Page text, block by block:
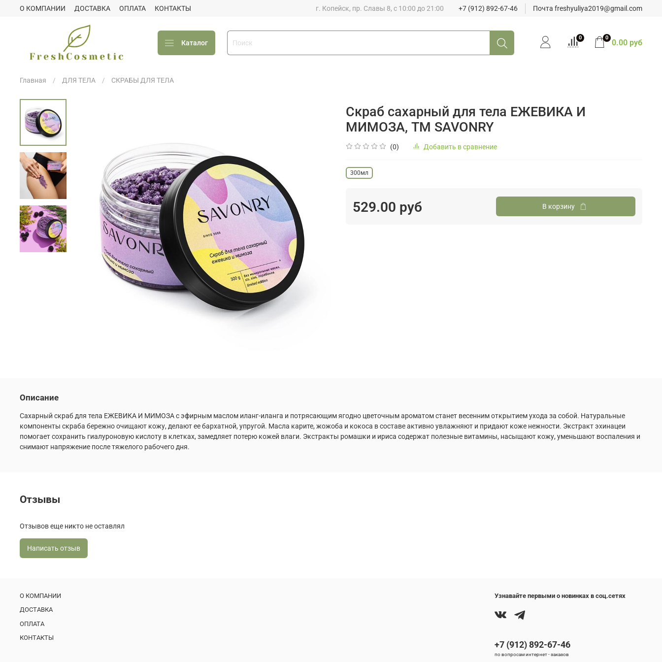
О КОМПАНИИ ДОСТАВКА ОПЛАТА КОНТАКТЫ г. Копейск, пр. Славы 8, с 10:00 до 21:00 +7 (912) 892-67-46 Почта freshyuliya2019@gmail.com
Каталог
0 0 0.00 руб
Главная ДЛЯ ТЕЛА СКРАБЫ ДЛЯ ТЕЛА
Скраб сахарный для тела ЕЖЕВИКА И
МИМОЗА, ТМ SAVONRY
(0) Добавить в сравнение
300мл
529.00 руб В корзину
Описание
Сахарный скраб для тела ЕЖЕВИКА И МИМОЗА сэфирным маслом иланг-иланга и потрясающим ягодно цветочным ароматом станет весенним открытием ухода за собой. Натуральные
компоненты скраба бережно очищают кожу, делают ее бархатной, упругой. Масла карите, жожоба и кокоса в составе активно увлажняют и придают коже нежности. Экстракт эхинацеи
помогает сохранить гиалуроновую кислоту в клетках, замедляет потерю кожей влаги. Экстракты ромашки и ириса содержат полезные витамины, насыщают кожу, уменьшают воспаления и
снимают напряжение после тяжелого рабочего дня.
Отзывы
Отзывов еще никто не оставлял
Написать отзыв
О КОМПАНИИ
ДОСТАВКА
ОПЛАТА
КОНТАКТЫ
Узнавайте первыми о новинках в соц.сетях
+7 (912) 892-67-46
по вопросам интернет - заказов